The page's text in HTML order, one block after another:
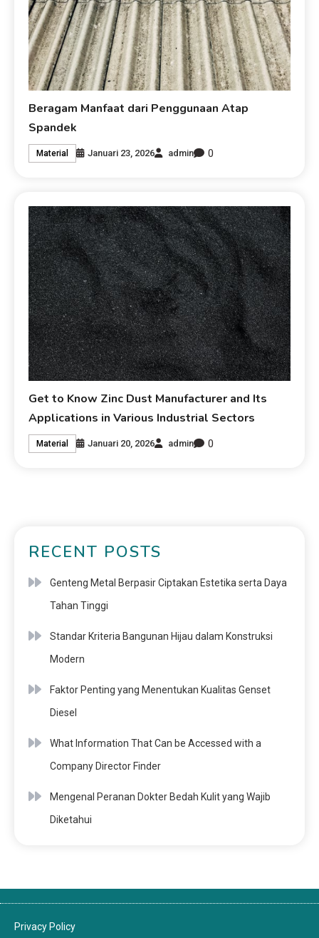
Beragam Manfaat dari Penggunaan Atap
Spandek
Material Januari 23, 2026 admin 0
Get to Know Zinc Dust Manufacturer and Its
Applications in Various Industrial Sectors
Material Januari 20, 2026 admin 0
RECENT POSTS
Genteng Metal Berpasir Ciptakan Estetika serta Daya
Tahan Tinggi
Standar Kriteria Bangunan Hijau dalam Konstruksi
Modern
Faktor Penting yang Menentukan Kualitas Genset
Diesel
What Information That Can be Accessed with a
Company Director Finder
Mengenal Peranan Dokter Bedah Kulit yang Wajib
Diketahui
Privacy Policy